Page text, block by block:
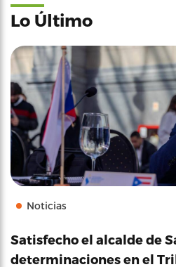
Lo Último
Noticias
Satisfecho el alcalde de
determinaciones en el